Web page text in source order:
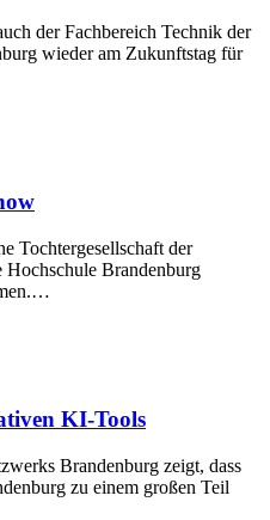
der Fachbereich Technik der
wieder am Zukunftstag für
Tochtergesellschaft der
Brandenburg
KI-Tools
Brandenburg zeigt, dass
zu einem großen Teil